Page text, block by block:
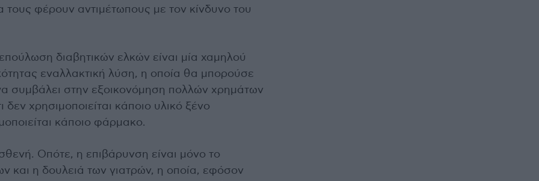
τους φέρουν αντιμέτωπους με τον κίνδυνο του
διαβητικών ελκών είναι μία χαμηλού
εναλλακτική λύση, η οποία θα μπορούσε
συμβάλει στην εξοικονόμηση πολλών χρημάτων
χρησιμοποιείται κάποιο υλικό ξένο
κάποιο φάρμακο.
Οπότε, η επιβάρυνση είναι μόνο το
και η δουλειά των γιατρών, η οποία, εφόσον